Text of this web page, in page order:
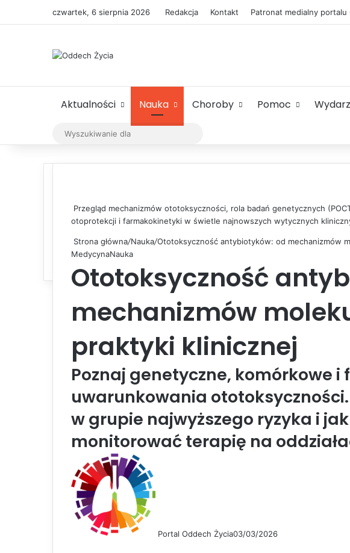
czwartek, 6 sierpnia 2026 Redakcja Kontakt Patronat medialny portalu
Aktualności Nauka Choroby Pomoc
Przegląd mechanizmów ototoksyczności, rola badań genetycznych
otoprotekcji i farmakokinetyki w świetle najnowszych wytycznych
Strona główna/Nauka/Ototoksyczność antybiotyków: od mechanizmów
MedycynaNauka
Ototoksyczność
mechanizmów
praktyki klinicznej
Poznaj genetyczne, komórkowe
uwarunkowania
w grupie najwyższego ryzyka i
monitorować terapię na
Portal Oddech Życia03/03/2026